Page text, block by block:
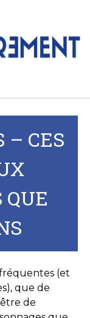
– CES
QUE
fréquentes (et
que de
de